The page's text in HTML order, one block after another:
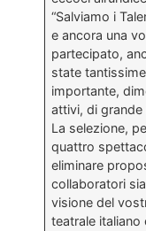
“Salviamo i
e ancora una
partecipato,
state
importante,
attivi, di
La selezione,
quattro
eliminare
collaboratori
visione del
teatrale italiano